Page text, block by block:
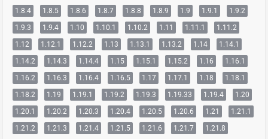
1.8.4
1.8.5 1.8.6 1.8.7 1.8.8 1.8.9 1.9 1.9.1
1.9.2
1.9.3
1.9.4 1.10 1.10.1 1.10.2 1.11 1.11.1
1.11.2
1.12
1.12.1 1.12.2 1.13 1.13.1 1.13.2 1.14
1.14.1
1.14.2
1.14.3 1.14.4 1.15 1.15.1 1.15.2 1.16
1.16.1
1.16.2
1.16.3 1.16.4 1.16.5 1.17 1.17.1 1.18
1.18.1
1.18.2
1.19 1.19.1 1.19.2 1.19.3 1.19.33 1.19.4
1.20
1.20.1
1.20.2 1.20.3 1.20.4 1.20.5 1.20.6 1.21
1.21.1
1.21.2
1.21.3 1.21.4 1.21.5 1.21.6 1.21.7
1.21.8